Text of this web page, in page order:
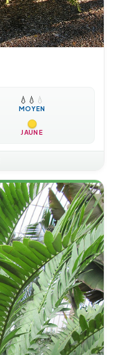
💧 💧 💧
MOYEN
JAUNE